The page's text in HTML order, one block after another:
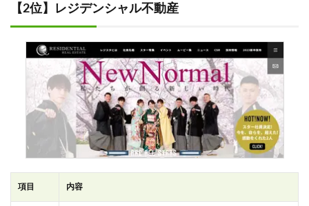
【2位】レジデンシャル不動産
項目 内容